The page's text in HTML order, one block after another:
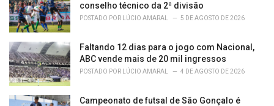
conselho técnico da 2ª divisão
POSTADO POR LÚCIO AMARAL 5 DE AGOSTO DE 2026
Faltando 12 dias para o jogo com Nacional,
ABC vende mais de 20 mil ingressos
POSTADO POR LÚCIO AMARAL 4 DE AGOSTO DE 2026
Campeonato de futsal de São Gonçalo é